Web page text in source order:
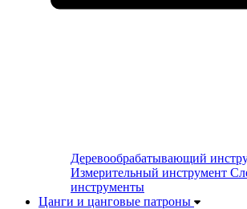
Деревообрабатывающий
Измерительный инструмент
инструменты
Цанги и цанговые патроны